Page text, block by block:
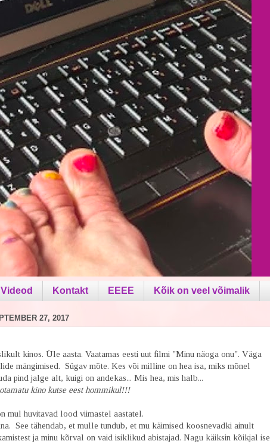
Videod Kontakt EEEE Kõik on veel võimalik
27, 2017
kinos. Üle aasta. Vaatamas eesti uut filmi "Minu näoga onu". Väga
mängimised. Sügav mõte. Kes või milline on hea isa, miks mõnel
pind jalge alt, kuigi on andekas... Mis hea, mis halb...
kino kutse eest hommikul!!!
mul huvitavad lood viimastel aastatel.
See tähendab, et mulle tundub, et mu käimised koosnevadki ainult
ja minu kõrval on vaid isiklikud abistajad. Nagu käiksin kõikjal ise